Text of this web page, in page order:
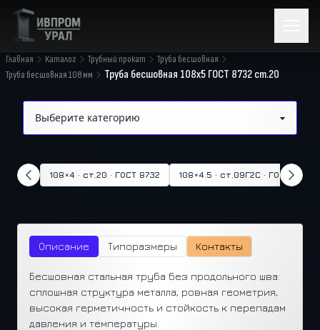
Главная Каталог Трубный прокат
Труба бесшовная
Труба бесшовная 108 мм
Труба бесшовная 108x5 ГОСТ 8732 ст.20
108×4 · ст.20 · ГОСТ 8732 108×4.5 · ст.09Г2С · ГОСТ 8732
Описание Типоразмеры Контакты
Бесшовная стальная труба без продольного шва:
сплошная структура металла, ровная геометрия,
высокая герметичность и стойкость к перепадам
давления и температуры.